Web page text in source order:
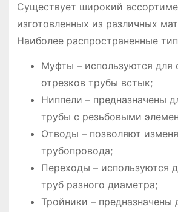
Существует широкий
изготовленных из различных
Наиболее распространенные
Муфты – используются для
отрезков трубы встык;
Ниппели – предназначены
трубы с резьбовыми
Отводы – позволяют
трубопровода;
Переходы – используются
труб разного диаметра;
Тройники – предназначены